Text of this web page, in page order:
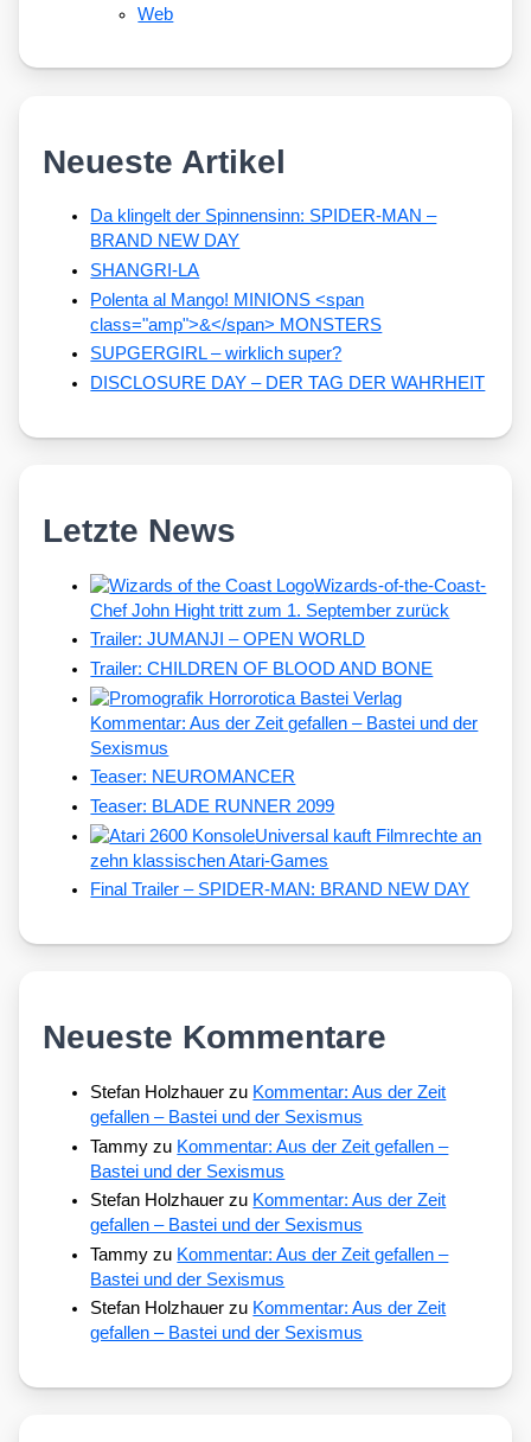
Web
Neueste Artikel
Da klingelt der Spinnensinn: SPIDER-MAN –
BRAND NEW DAY
SHANGRI-LA
Polenta al Mango! MINIONS <span
class="amp">&</span> MONSTERS
SUPGERGIRL – wirklich super?
DISCLOSURE DAY – DER TAG DER WAHRHEIT
Letzte News
Wizards-of-the-Coast-
Chef John Hight tritt zum 1. September zurück
Trailer: JUMANJI – OPEN WORLD
Trailer: CHILDREN OF BLOOD AND BONE
Kommentar: Aus der Zeit gefallen – Bastei und der
Sexismus
Teaser: NEUROMANCER
Teaser: BLADE RUNNER 2099
Universal kauft Filmrechte an
zehn klassischen Atari-Games
Final Trailer – SPIDER-MAN: BRAND NEW DAY
Neueste Kommentare
Stefan Holzhauer zu Kommentar: Aus der Zeit
gefallen – Bastei und der Sexismus
Tammy zu Kommentar: Aus der Zeit gefallen –
Bastei und der Sexismus
Stefan Holzhauer zu Kommentar: Aus der Zeit
gefallen – Bastei und der Sexismus
Tammy zu Kommentar: Aus der Zeit gefallen –
Bastei und der Sexismus
Stefan Holzhauer zu Kommentar: Aus der Zeit
gefallen – Bastei und der Sexismus